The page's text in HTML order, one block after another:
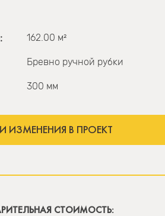
162.00 м²
Бревно ручной рубки
300 мм
ИЗМЕНЕНИЯ В ПРОЕКТ
СТОИМОСТЬ: